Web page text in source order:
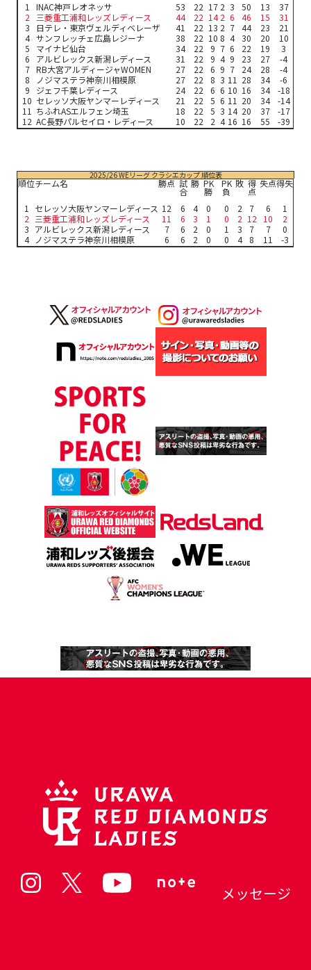
1
INAC神戸レオネッサ 53 22 17 2 3 50 13
37
2
三菱重工浦和レッズレディース 44 22 14 2 6 46 15
31
3
日テレ・東京ヴェルディベレーザ 41 22 13 2 7 44 23
21
4 サンフレッチェ広島レジーナ 38 22 10 8 4 30 20
10
5
マイナビ仙台 34 22 9 7 6 22 19
3
6
アルビレックス新潟レディース 31 22 9 4 9 23 27
-4
7 RB大宮アルディージャWOMEN 27 22 6 9 7 24 28
-4
8
ノジマステラ神奈川相模原 27 22 8 3 11 28 34
-6
9
ジェフ千葉レディース 24 22 6 6 10 16 34
-18
10 セレッソ大阪ヤンマーレディース 21 22 5 6 11 20 34
-14
11 ちふれASエルフェン埼玉 18 22 5 3 14 20 37
-17
12 AC長野パルセイロ・レディース 10 22 2 4 16 16 55 -39
2025/26 WEリーグ クラシエカップ 順位表
順位チーム名 勝点 試
合
勝 PK
勝
PK
負
敗 得
点
失点得失
1 セレッソ大阪ヤンマーレディース 12 6 4 0 0 2 7 6
1
2 三菱重工浦和レッズレディース 11 6 3 1 0 2 12 10
2
3 アルビレックス新潟レディース 7 6 2 0 1 3 7 7
0
4
ノジマステラ神奈川相模原 6 6 2 0 0 4 8 11 -3
メッセージ